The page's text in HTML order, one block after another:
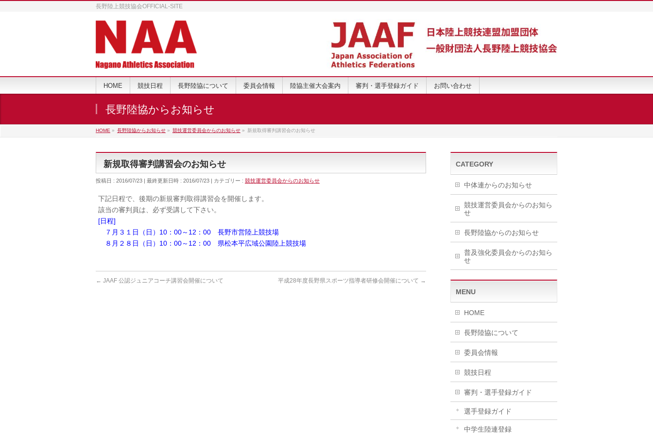
長野陸上競技協会OFFICIAL-SITE
HOME 競技日程 長野陸協について 委員会情報 陸協主催大会案内 審判・選手登録ガイド お問い合わせ
長野陸協からお知らせ
HOME » 長野陸協からお知らせ » 競技運営委員会からのお知らせ » 新規取得審判講習会のお知らせ
新規取得審判講習会のお知らせ
投稿日 : 2016/07/23 最終更新日時 : 2016/07/23 カテゴリー : 競技運営委員会からのお知らせ
下記日程で、後期の新規審判取得講習会を開催します。
該当の審判員は、必ず受講して下さい。
[日程]
７月３１日（日）10：00～12：00 長野市営陸上競技場
８月２８日（日）10：00～12：00 県松本平広域公園陸上競技場
← JAAF 公認ジュニアコーチ講習会開催について 平成28年度長野県スポーツ指導者研修会開催について →
CATEGORY
中体連からのお知らせ
競技運営委員会からのお知ら
せ
長野陸協からのお知らせ
普及強化委員会からのお知ら
せ
MENU
HOME
長野陸協について
委員会情報
競技日程
審判・選手登録ガイド
選手登録ガイド
中学生陸連登録